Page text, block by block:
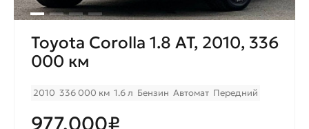
Toyota Corolla 1.8 AT, 2010, 336
000 км
2010 336 000 км 1.6 л Бензин Автомат Передний
977.000₽